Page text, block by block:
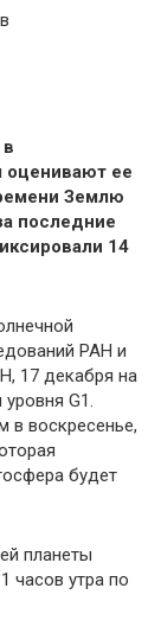
оценивают ее
Землю
последние
14
РАН и
17 декабря на
G1.
в воскресенье,
будет
планеты
часов утра по